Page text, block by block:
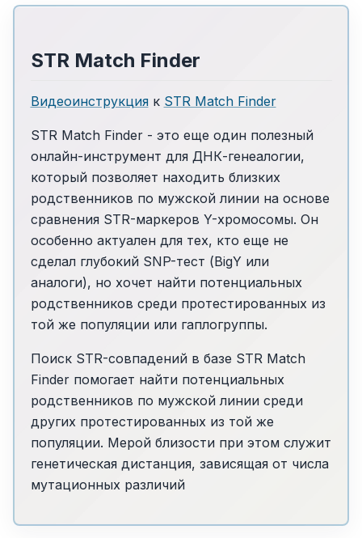
STR Match Finder
Видеоинструкцияк STR Match Finder
STR Match Finder - это еще один полезный
онлайн-инструмент для ДНК-генеалогии,
который позволяет находить близких
родственников по мужской линии на основе
сравнения STR-маркеров Y-хромосомы. Он
особенно актуален для тех, кто еще не
сделал глубокий SNP-тест (BigY или
аналоги), но хочет найти потенциальных
родственников среди протестированных из
той же популяции или гаплогруппы.
Поиск STR-совпадений в базе STR Match
Finder помогает найти потенциальных
родственников по мужской линии среди
других протестированных из той же
популяции. Мерой близости при этом служит
генетическая дистанция, зависящая от числа
мутационных различий